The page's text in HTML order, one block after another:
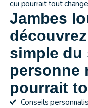
qui pourrait tout
Jambes
simple du
personne
pourrait
Conseils